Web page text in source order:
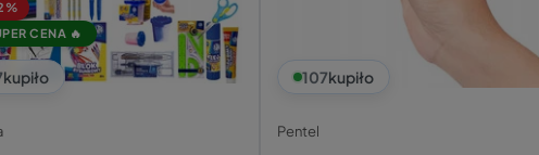
CENA 🔥
kupiło 107kupiło
Pentel